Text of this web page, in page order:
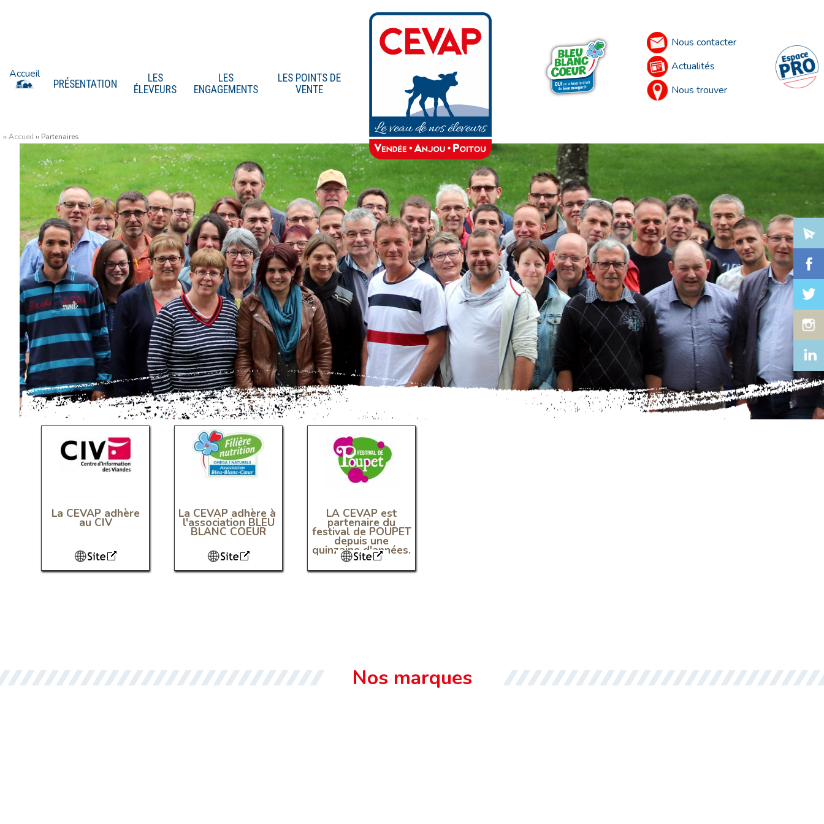
Accueil
PRÉSENTATION
LES
ÉLEVEURS
LES
ENGAGEMENTS
LES POINTS DE
VENTE
››Accueil›› Partenaires
Nous contacter
Actualités
Nous trouver
PARTENAIRES
La CEVAP adhère
au CIV
La CEVAP adhère à
l'association BLEU
BLANC COEUR
LA CEVAP est
partenaire du
festival de POUPET
depuis une
quinzaine d'années.
Nos marques